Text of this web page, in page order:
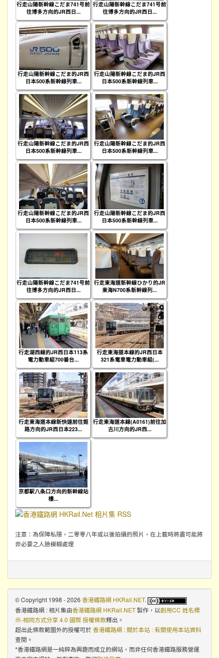
行走山陽新幹線こだま741号前
往博多方向的JR西日...
行走山陽新幹線こだま741号前
往博多方向的JR西日...
行走山陽新幹線こだま的JR西
日本500系新幹線列車...
行走山陽新幹線こだま的JR西
日本500系新幹線列車...
行走山陽新幹線こだま的JR西
日本500系新幹線列車...
行走山陽新幹線こだま的JR西
日本500系新幹線列車...
行走山陽新幹線こだま的JR西
日本500系新幹線列車...
行走山陽新幹線こだま的JR西
日本500系新幹線列車...
行走山陽新幹線こだま741号前
往博多方向的JR西日...
行走東海道新幹線ひかり的JR
東海N700系新幹線列...
行走湖西線的JR西日本113系
電力動車組700番台...
行走東海道本線的JR西日本
321系電車電力動車組(...
行走東海道本線新快速前往姬
路方向的JR西日本223...
行走東海道本線(A0161)前往加
古川方向的JR西...
京都駅八条口方向的新幹線站
樓...
注意：為保障私隱，二零零八年或以後拍攝的照片，在上載時將盡可能將
非必要之人臉模糊處理
© Copyright 1998 - 2026 香港鐵路網 HKRail.NET.
香港鐵路網 : 相片集由香港鐵路網 HKRail.NET製作，以創用CC 姓名標
示-相同方式分享 4.0 國際 授權條款釋出。
超出此條款範圍外的授權可於香港鐵路網 : 關於本站 : 有關使用本站資料
查閱。
*香港鐵路網是一純粹為興趣而成立的網站，而非任何香港鐵路服務營運